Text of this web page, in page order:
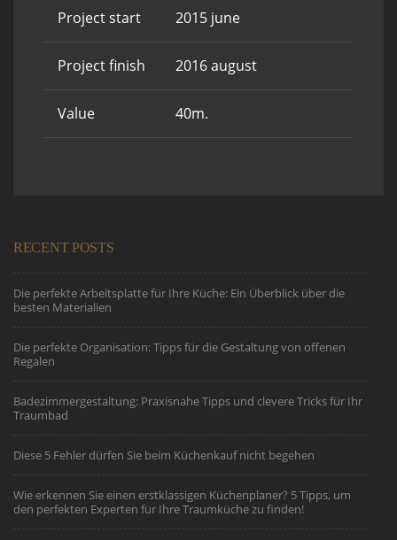
Project start 2015 june
Project finish 2016 august
Value 40m.
RECENT POSTS
Die perfekte Arbeitsplatte für Ihre Küche: Ein Überblick über die
besten Materialien
Die perfekte Organisation: Tipps für die Gestaltung von offenen
Regalen
Badezimmergestaltung: Praxisnahe Tipps und clevere Tricks für Ihr
Traumbad
Diese 5 Fehler dürfen Sie beim Küchenkauf nicht begehen
Wie erkennen Sie einen erstklassigen Küchenplaner? 5 Tipps, um
den perfekten Experten für Ihre Traumküche zu finden!